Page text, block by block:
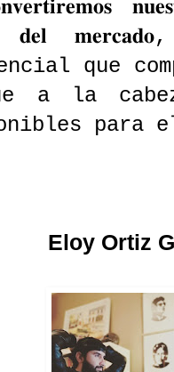
𝐝𝐞𝐥
que
a la
para
Eloy Ortiz